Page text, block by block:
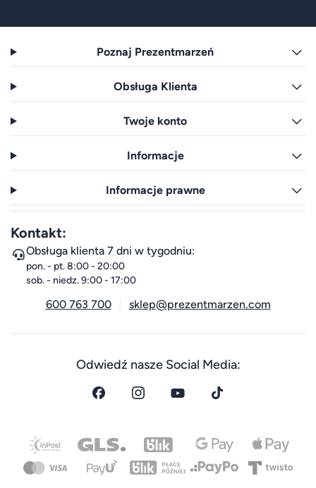
Poznaj Prezentmarzeń
Obsługa Klienta
Twoje konto
Informacje
Informacje prawne
Kontakt:
Obsługa klienta 7 dni w tygodniu:
pon. - pt. 8:00 - 20:00
sob. - niedz. 9:00 - 17:00
600 763 700 sklep@prezentmarzen.com
Odwiedź nasze Social Media: